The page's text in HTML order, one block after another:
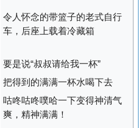
令人怀念的带篮子的老式自行
车，后座上载着冷藏箱
要是说“叔叔请给我一杯”
把得到的满满一杯水喝下去
咕咚咕咚噗哈一下变得神清气
爽，精神满满！